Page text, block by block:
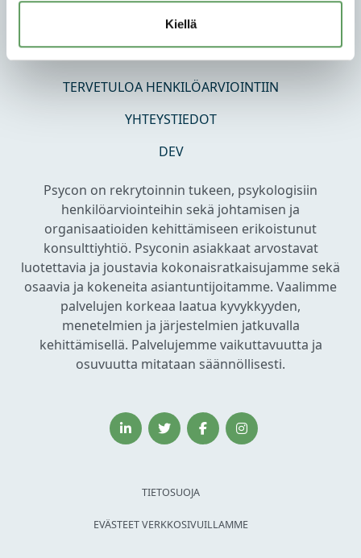
Kiellä
REKRYTOINTIPALVELUT
TERVETULOA HENKILÖARVIOINTIIN
YHTEYSTIEDOT
DEV
Psycon on rekrytoinnin tukeen, psykologisiin
henkilöarviointeihin sekä johtamisen ja
organisaatioiden kehittämiseen erikoistunut
konsulttiyhtiö. Psyconin asiakkaat arvostavat
luotettavia ja joustavia kokonaisratkaisujamme sekä
osaavia ja kokeneita asiantuntijoitamme. Vaalimme
palvelujen korkeaa laatua kyvykkyyden,
menetelmien ja järjestelmien jatkuvalla
kehittämisellä. Palvelujemme vaikuttavuutta ja
osuvuutta mitataan säännöllisesti.
TIETOSUOJA
EVÄSTEET VERKKOSIVUILLAMME